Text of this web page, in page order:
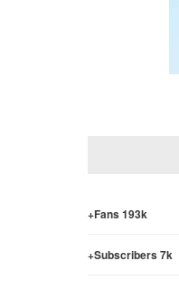
Fans 193k+
Subscribers 7k+